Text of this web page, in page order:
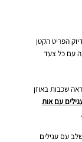
הפריט הקטן
עם כל צעד
שכבות באוזן
עם אות
עם עגילים